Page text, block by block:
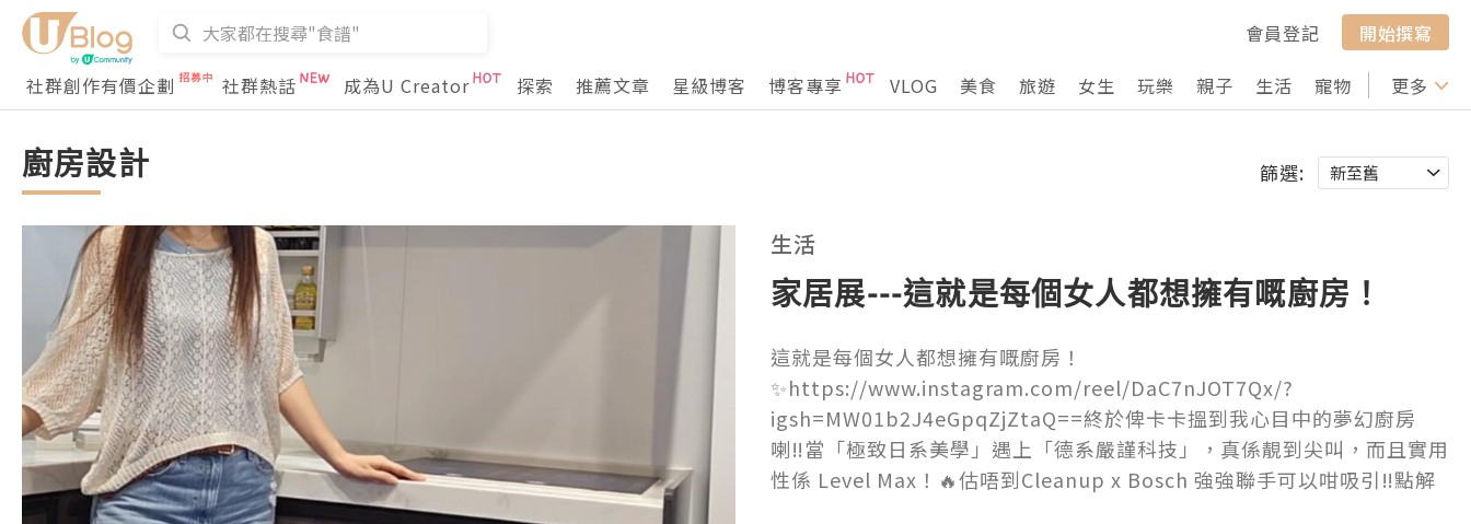
會員登記
開始撰寫
社群創作有價企劃
社群熱話 成為U Creator 探索 推薦文章 星級博客 博客專享 VLOG 美食 旅遊 女生 玩樂 親子 生活 寵物 行山 打卡
更多
廚房設計 篩選:
生活
家居展---這就是每個女人都想擁有嘅廚房！
這就是每個女人都想擁有嘅廚房！
✨https://www.instagram.com/reel/DaC7nJOT7Qx/?
igsh=MW01b2J4eGpqZjZtaQ==終於俾卡卡搵到我心目中的夢幻廚房
喇‼️當「極致日系美學」遇上「德系嚴謹科技」，真係靚到尖叫，而且實用
性係 Level Max！🔥估唔到Cleanup x Bosch 強強聯手可以咁吸引‼️點解